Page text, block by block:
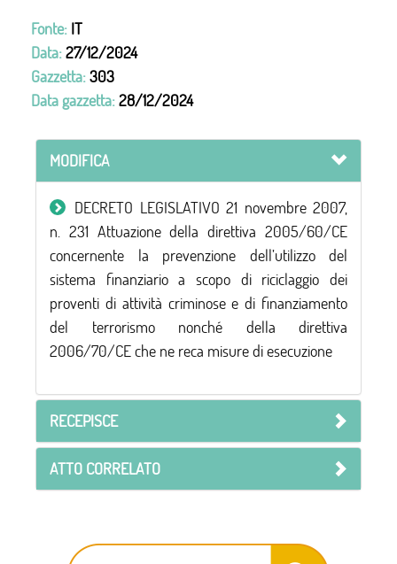
Fonte: IT
Data:27/12/2024
Gazzetta:303
Data gazzetta:28/12/2024
MODIFICA
DECRETO LEGISLATIVO 21 novembre 2007,
n. 231 Attuazione della direttiva 2005/60/CE
concernente la prevenzione dell’utilizzo del
sistema finanziario a scopo di riciclaggio dei
proventi di attività criminose e di finanziamento
del terrorismo nonché della direttiva
2006/70/CE che ne reca misure di esecuzione
RECEPISCE
ATTO CORRELATO